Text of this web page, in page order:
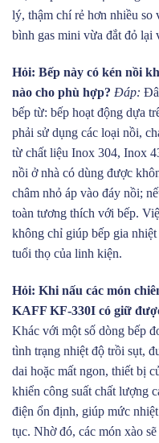
lý, thậm chí rẻ hơn nhiều
bình gas mini vừa đắt đỏ lại
Hỏi: Bếp này có kén nồi
nào cho phù hợp? Đáp:
bếp từ: bếp hoạt động dựa
phải sử dụng các loại nồi,
từ chất liệu Inox 304, Inox
nồi ở nhà có dùng được
châm nhỏ áp vào đáy nồi;
toàn tương thích với bếp.
không chỉ giúp bếp gia
tuổi thọ của linh kiện.
Hỏi: Khi nấu các món
KAFF KF-330I có giữ
Khác với một số dòng bếp
tình trạng nhiệt độ trồi sụt,
dai hoặc mất ngon, thiết bị
khiển công suất chất lượng
điện ổn định, giúp mức
tục. Nhờ đó, các món xào